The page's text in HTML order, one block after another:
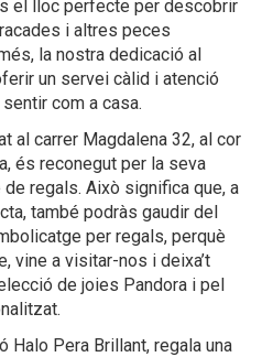
el lloc perfecte per descobrir
i altres peces
la nostra dedicació al
un servei càlid i atenció
com a casa.
al carrer Magdalena 32, al cor
és reconegut per la seva
regals. Això significa que, a
també podràs gaudir del
per regals, perquè
vine a visitar-nos i deixa’t
de joies Pandora i pel
Halo Pera Brillant, regala una